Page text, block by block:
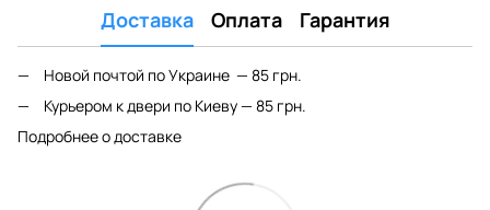
Доставка Оплата Гарантия
Новой почтой по Украине — 85 грн.
Курьером к двери по Киеву — 85 грн.
Подробнее о доставке